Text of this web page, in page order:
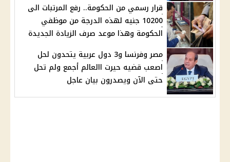
قرار رسمي من الحكومة.. رفع المرتبات الى
10200 جنيه لهذه الدرجة من موظفي
الحكومة وهذا موعد صرف الزيادة الجديدة
مصر وفرنسا و3 دول عربية يتحدون لحل
اصعب قضيه حيرت االعالم أجمع ولم تحل
حتى الآن ويصدرون بيان عاجل